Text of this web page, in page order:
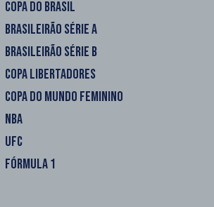
COPA DO BRASIL
BRASILEIRÃO SÉRIE A
BRASILEIRÃO SÉRIE B
COPA LIBERTADORES
COPA DO MUNDO FEMININO
NBA
UFC
FÓRMULA 1